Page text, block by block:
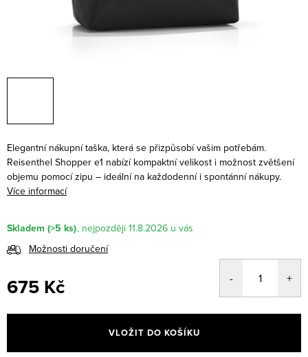
Elegantní nákupní taška, která se přizpůsobí vašim potřebám.
Reisenthel Shopper e1 nabízí kompaktní velikost i možnost zvětšení
objemu pomocí zipu – ideální na každodenní i spontánní nákupy.
Více informací
Skladem (>5 ks)
11.8.2026
Možnosti doručení
675 Kč
cena:
VLOŽIT DO KOŠÍKU